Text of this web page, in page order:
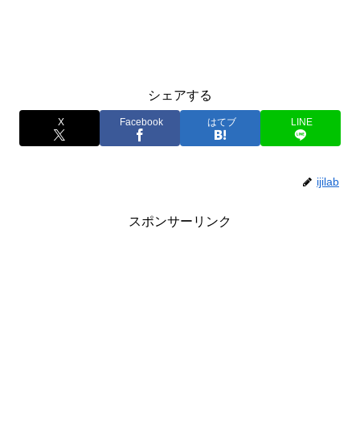
シェアする
X Facebook はてブ LINE
ijilab
スポンサーリンク